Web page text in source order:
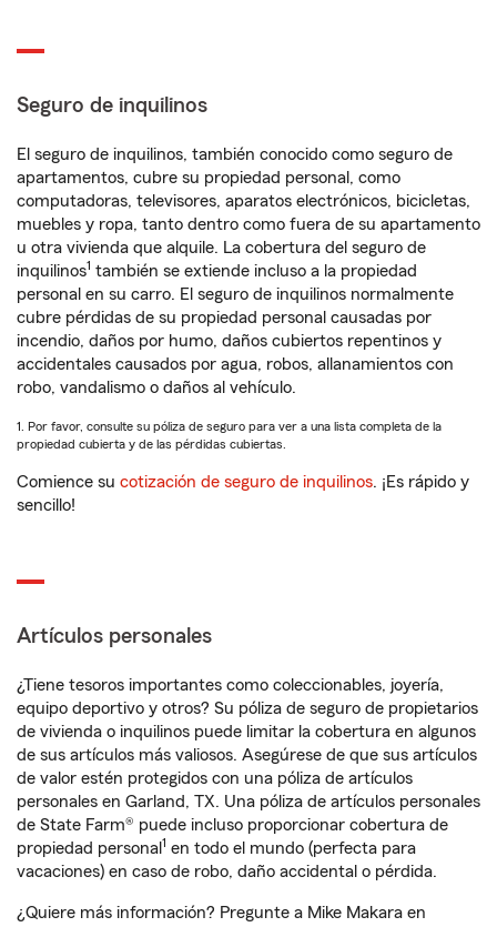
Seguro de inquilinos
El seguro de inquilinos, también conocido como seguro de
apartamentos, cubre su propiedad personal, como
computadoras, televisores, aparatos electrónicos, bicicletas,
muebles y ropa, tanto dentro como fuera de su apartamento
u otra vivienda que alquile. La cobertura del seguro de
inquilinos1 también se extiende incluso a la propiedad
personal en su carro. El seguro de inquilinos normalmente
cubre pérdidas de su propiedad personal causadas por
incendio, daños por humo, daños cubiertos repentinos y
accidentales causados por agua, robos, allanamientos con
robo, vandalismo o daños al vehículo.
1. Por favor, consulte su póliza de seguro para ver a una lista completa de la
propiedad cubierta y de las pérdidas cubiertas.
Comience su cotización de seguro de inquilinos. ¡Es rápido y
sencillo!
Artículos personales
¿Tiene tesoros importantes como coleccionables, joyería,
equipo deportivo y otros? Su póliza de seguro de propietarios
de vivienda o inquilinos puede limitar la cobertura en algunos
de sus artículos más valiosos. Asegúrese de que sus artículos
de valor estén protegidos con una póliza de artículos
personales en Garland, TX. Una póliza de artículos personales
de State Farm® puede incluso proporcionar cobertura de
propiedad personal 1 en todo el mundo (perfecta para
vacaciones) en caso de robo, daño accidental o pérdida.
¿Quiere más información? Pregunte a Mike Makara en